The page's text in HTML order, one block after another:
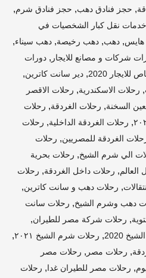
, حجز فنادق دهب, حجز فنادق شرم,
خدمات نقل كبار الشخصيات في
, دهب, دهب رخيصة, دهب سيناء,
شركات و مصانع للايجار , دورات
2020
, دير سانت كاترين,
, رحلات الاسكندرية, رحلات الاقصر
السخنة, رحلات الغردقة, رحلات
, رحلات الغردقة الداخلية, رحلات
الغردقة للمصريين, رحلات
الي شرم الشيخ, رحلات بحرية
, رحلات داخل الغردقة, رحلات
, رحلات دهب و سانت كاترين,
دهب وشرم الشيخ, رحلات سانت
, رحلات شركة مصر للطيران,
2020
, رحلات شرم الشيخ ٢٠٢١ ,
, رحلات مصر , رحلات مصر
, رحلات مصر للطيران غدا, رحلات